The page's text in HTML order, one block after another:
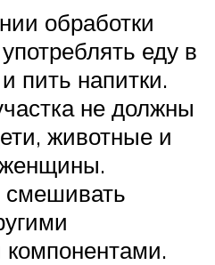
обработки
еду в
пить напитки.
не должны
животные и
смешивать